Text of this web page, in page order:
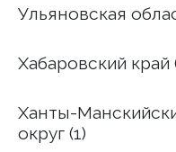
Ульяновская
Хабаровский край
Ханты-
округ (1)